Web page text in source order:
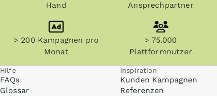
Hand
Ansprechpartner
> 200 Kampagnen pro
Monat
> 75.000
Plattformnutzer
Hilfe
FAQs
Glossar
Inspiration
Kunden Kampagnen
Referenzen